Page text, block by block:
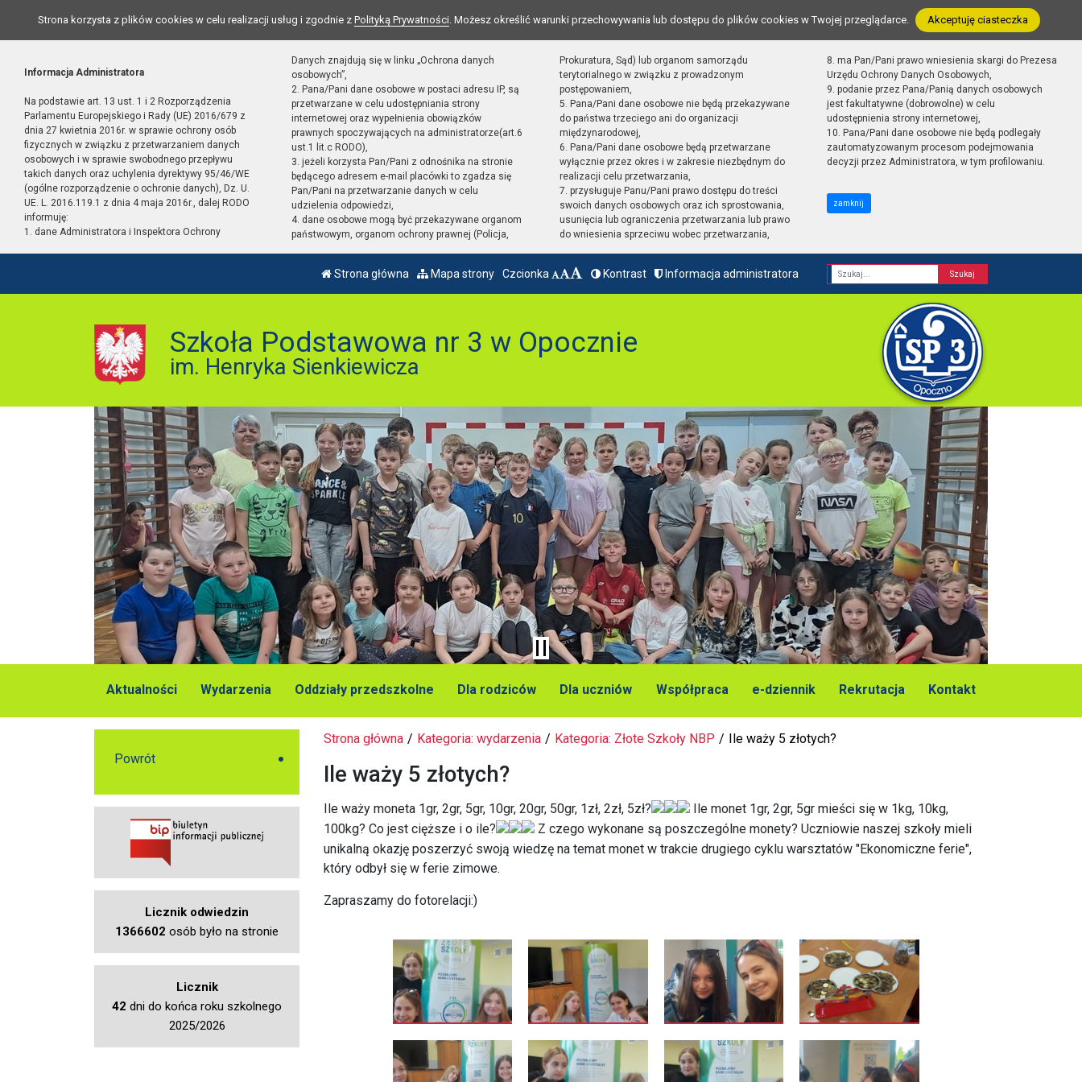
Strona korzysta z plików cookies w celu realizacji usług i zgodnie z Polityką Prywatności. Możesz określić warunki przechowywania lub dostępu do plików cookies w Twojej przeglądarce. Akceptuję ciasteczka
Informacja Administratora
Na podstawie art. 13 ust. 1 i 2 Rozporządzenia
Parlamentu Europejskiego i Rady (UE) 2016/679 z
dnia 27 kwietnia 2016r. w sprawie ochrony osób
fizycznych w związku z przetwarzaniem danych
osobowych i w sprawie swobodnego przepływu
takich danych oraz uchylenia dyrektywy 95/46/WE
(ogólne rozporządzenie o ochronie danych), Dz. U.
UE. L. 2016.119.1 z dnia 4 maja 2016r., dalej RODO
informuję:
1. dane Administratora i Inspektora Ochrony
Danych znajdują się w linku „Ochrona danych
osobowych”,
2. Pana/Pani dane osobowe w postaci adresu IP, są
przetwarzane w celu udostępniania strony
internetowej oraz wypełnienia obowiązków
prawnych spoczywających na administratorze(art.6
ust.1 lit.c RODO),
3. jeżeli korzysta Pan/Pani z odnośnika na stronie
będącego adresem e-mail placówki to zgadza się
Pan/Pani na przetwarzanie danych w celu
udzielenia odpowiedzi,
4. dane osobowe mogą być przekazywane organom
państwowym, organom ochrony prawnej (Policja,
Prokuratura, Sąd) lub organom samorządu
terytorialnego w związku z prowadzonym
postępowaniem,
5. Pana/Pani dane osobowe nie będą przekazywane
do państwa trzeciego ani do organizacji
międzynarodowej,
6. Pana/Pani dane osobowe będą przetwarzane
wyłącznie przez okres i w zakresie niezbędnym do
realizacji celu przetwarzania,
7. przysługuje Panu/Pani prawo dostępu do treści
swoich danych osobowych oraz ich sprostowania,
usunięcia lub ograniczenia przetwarzania lub prawo
do wniesienia sprzeciwu wobec przetwarzania,
8. ma Pan/Pani prawo wniesienia skargi do Prezesa
Urzędu Ochrony Danych Osobowych,
9. podanie przez Pana/Panią danych osobowych
jest fakultatywne (dobrowolne) w celu
udostępnienia strony internetowej,
10. Pana/Pani dane osobowe nie będą podlegały
zautomatyzowanym procesom podejmowania
decyzji przez Administratora, w tym profilowaniu.
zamknij
Strona główna Mapa strony Czcionka Kontrast Informacja administratora
Fraza
Szkoła Podstawowa nr 3 w Opocznie
im. Henryka Sienkiewicza
Aktualności Wydarzenia Oddziały przedszkolne Dla rodziców Dla uczniów Współpraca e-dziennik Rekrutacja Kontakt
Strona główna Kategoria: wydarzenia Kategoria: Złote Szkoły NBP Ile waży 5 złotych?
Ile waży 5 złotych?
Ile waży moneta 1gr, 2gr, 5gr, 10gr, 20gr, 50gr, 1zł, 2zł, 5zł?
Ile monet 1gr, 2gr, 5gr mieści się w 1kg, 10kg,
100kg? Co jest cięższe i o ile? Z czego wykonane są poszczególne monety? Uczniowie naszej szkoły mieli
unikalną okazję poszerzyć swoją wiedzę na temat monet w trakcie drugiego cyklu warsztatów "Ekonomiczne ferie",
który odbył się w ferie zimowe.
Zapraszamy do fotorelacji:)
Powrót
Licznik odwiedzin
1366602 osób było na stronie
Licznik
42 dni do końca roku szkolnego
2025/2026